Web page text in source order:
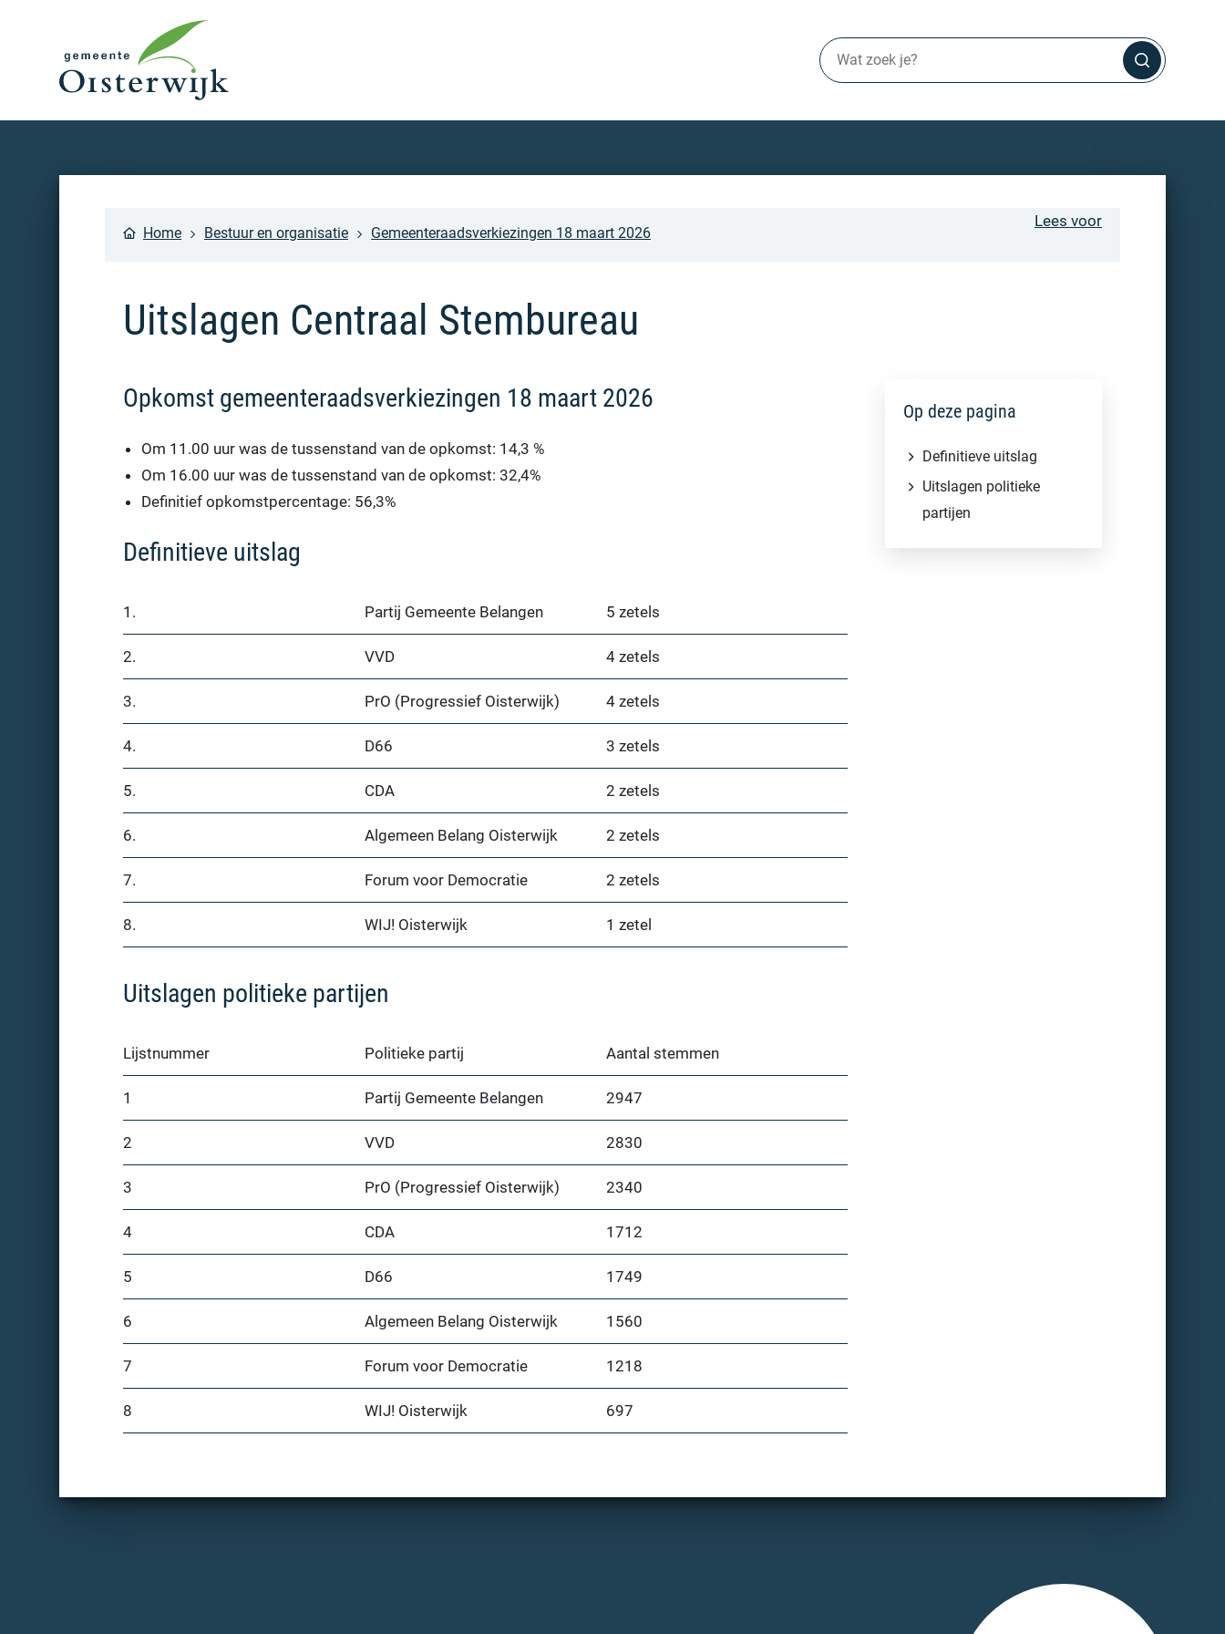
Home Bestuur en organisatie Gemeenteraadsverkiezingen 18 maart 2026
Lees voor
Uitslagen Centraal Stembureau
Opkomst gemeenteraadsverkiezingen 18 maart 2026
Om 11.00 uur was de tussenstand van de opkomst: 14,3 %
Om 16.00 uur was de tussenstand van de opkomst: 32,4%
Definitief opkomstpercentage: 56,3%
Definitieve uitslag
1. Partij Gemeente Belangen 5 zetels
2. VVD 4 zetels
3. PrO (Progressief Oisterwijk) 4 zetels
4. D66 3 zetels
5. CDA 2 zetels
6. Algemeen Belang Oisterwijk 2 zetels
7. Forum voor Democratie 2 zetels
8. WIJ! Oisterwijk 1 zetel
Uitslagen politieke partijen
Lijstnummer Politieke partij Aantal stemmen
1 Partij Gemeente Belangen 2947
2 VVD 2830
3 PrO (Progressief Oisterwijk) 2340
4 CDA 1712
5 D66 1749
6 Algemeen Belang Oisterwijk 1560
7 Forum voor Democratie 1218
8 WIJ! Oisterwijk 697
Op deze pagina
Definitieve uitslag
Uitslagen politieke
partijen